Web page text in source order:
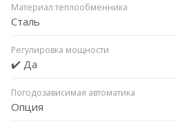
Материал теплообменника
Сталь
Регулировка мощности
✔️ Да
Погодозависимая автоматика
Опция